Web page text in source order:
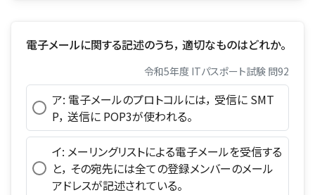
電子メールに関する記述のうち， 適切なものはどれか。
令和5年度 ITパスポート試験 問92
ア: 電子メールのプロトコルには， 受信に SMT
P， 送信に POP3が使われる。
イ: メーリングリストによる電子メールを受信する
と， その宛先には全ての登録メンバーのメール
アドレスが記述されている。